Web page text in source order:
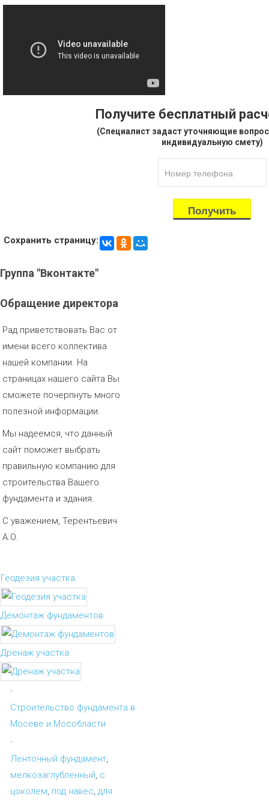
Получите бесплатный
(Специалист задаст уточняющие
индивидуальную смету)
Сохранить страницу:
Группа "Вконтакте"
Обращение директора
Рад приветствовать Вас от
имени всего коллектива
нашей компании. На
страницах нашего сайта Вы
сможете почерпнуть много
полезной информации.
Мы надеемся, что данный
сайт поможет выбрать
правильную компанию для
строительства Вашего
фундамента и здания.
С уважением, Терентьевич
А.О.
Геодезия участка
Демонтаж фундаментов
Дренаж участка
Строительство фундамента в
Мосеве и Мособласти
Ленточный фундамент,
мелкозаглубленный, с
цоколем, под навес, для